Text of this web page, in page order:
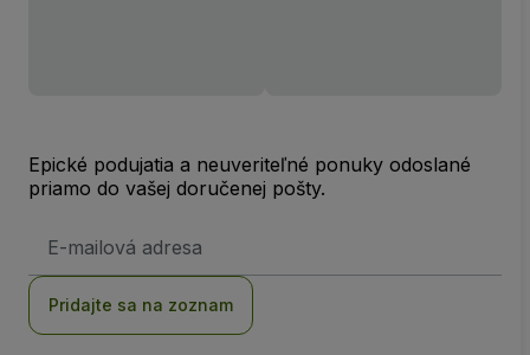
Epické podujatia a neuveriteľné ponuky odoslané
priamo do vašej doručenej pošty.
mailová
Pridajte sa na zoznam